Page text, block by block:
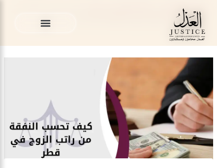
المحتوى
المدونة القانونية
راتب الزوج في قطر: ودور المحكمة في تقديرها 2025